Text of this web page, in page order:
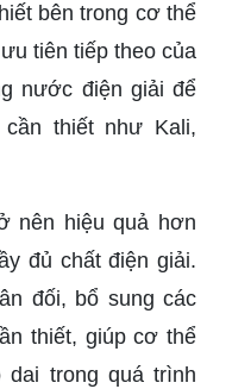
bên trong cơ thể
tiên tiếp theo của
nước điện giải để
thiết như Kali,
nên hiệu quả hơn
đủ chất điện giải.
đối, bổ sung các
thiết, giúp cơ thể
trong quá trình